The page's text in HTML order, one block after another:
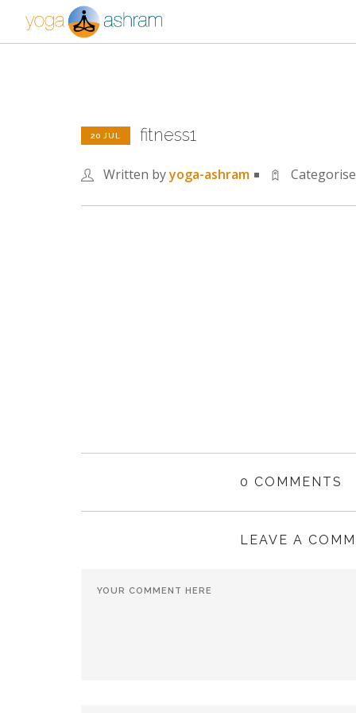
20 JUL fitness1
Written byyoga-ashram
0 COMMENTS
LEAVE A